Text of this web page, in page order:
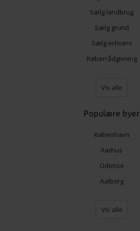
Sælg landbrug
Sælg grund
Sælg erhverv
Køberrådgivning
Vis alle
Populære byer
København
Aarhus
Odense
Aalborg
Vis alle